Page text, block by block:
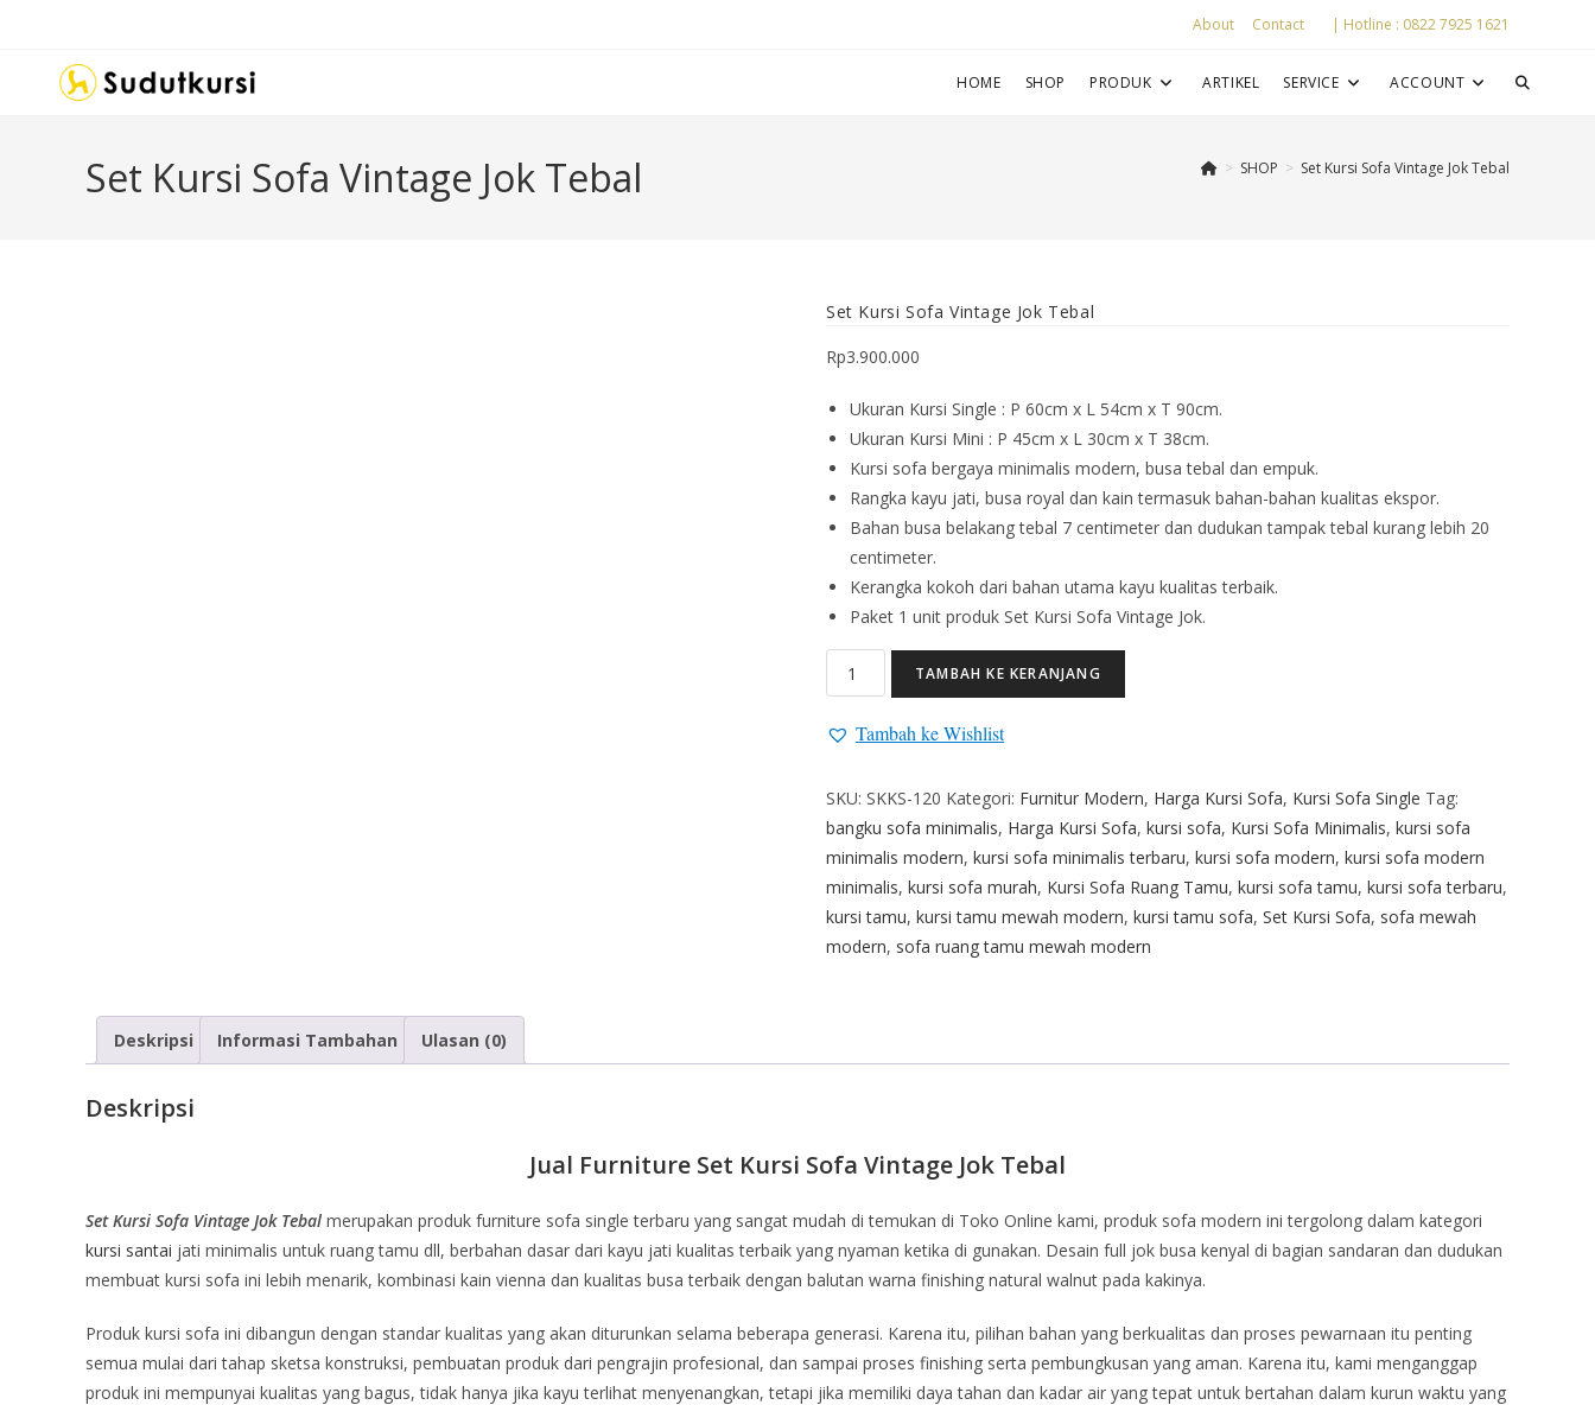
About Contact | Hotline : 0822 7925 1621
HOME SHOP PRODUK ARTIKEL SERVICE ACCOUNT
Set Kursi Sofa Vintage Jok Tebal > SHOP > Set Kursi Sofa Vintage Jok Tebal
Set Kursi Sofa Vintage Jok Tebal
Rp3.900.000
Ukuran Kursi Single : P 60cm x L 54cm x T 90cm.
Ukuran Kursi Mini : P 45cm x L 30cm x T 38cm.
Kursi sofa bergaya minimalis modern, busa tebal dan empuk.
Rangka kayu jati, busa royal dan kain termasuk bahan-bahan kualitas ekspor.
Bahan busa belakang tebal 7 centimeter dan dudukan tampak tebal kurang lebih 20
centimeter.
Kerangka kokoh dari bahan utama kayu kualitas terbaik.
Paket 1 unit produk Set Kursi Sofa Vintage Jok.
TAMBAH KE KERANJANG
Tambah ke Wishlist
SKU: SKKS-120 Kategori: Furnitur Modern, Harga Kursi Sofa, Kursi Sofa Single Tag:
bangku sofa minimalis, Harga Kursi Sofa, kursi sofa, Kursi Sofa Minimalis, kursi sofa
minimalis modern, kursi sofa minimalis terbaru, kursi sofa modern, kursi sofa modern
minimalis, kursi sofa murah, Kursi Sofa Ruang Tamu, kursi sofa tamu, kursi sofa terbaru,
kursi tamu, kursi tamu mewah modern, kursi tamu sofa, Set Kursi Sofa, sofa mewah
modern, sofa ruang tamu mewah modern
Deskripsi Informasi Tambahan Ulasan (0)
Deskripsi
Jual Furniture Set Kursi Sofa Vintage Jok Tebal
Set Kursi Sofa Vintage Jok Tebal merupakan produk furniture sofa single terbaru yang sangat mudah di temukan di Toko Online kami, produk sofa modern ini tergolong dalam kategori
kursi santai jati minimalis untuk ruang tamu dll, berbahan dasar dari kayu jati kualitas terbaik yang nyaman ketika di gunakan. Desain full jok busa kenyal di bagian sandaran dan dudukan
membuat kursi sofa ini lebih menarik, kombinasi kain vienna dan kualitas busa terbaik dengan balutan warna finishing natural walnut pada kakinya.
Produk kursi sofa ini dibangun dengan standar kualitas yang akan diturunkan selama beberapa generasi. Karena itu, pilihan bahan yang berkualitas dan proses pewarnaan itu penting
semua mulai dari tahap sketsa konstruksi, pembuatan produk dari pengrajin profesional, dan sampai proses finishing serta pembungkusan yang aman. Karena itu, kami menganggap
produk ini mempunyai kualitas yang bagus, tidak hanya jika kayu terlihat menyenangkan, tetapi jika memiliki daya tahan dan kadar air yang tepat untuk bertahan dalam kurun waktu yang